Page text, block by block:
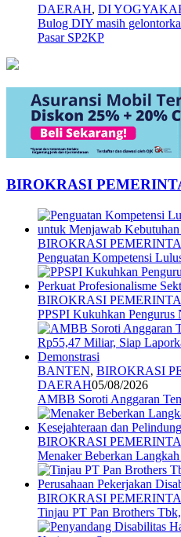
DAERAH, DI
Bulog DIY masih
Pasar SP2KP
BIROKRASI
BIROKRASI
Penguatan Kompetensi
BIROKRASI
PPSPI Kukuhkan
BANTEN, BIROKRASI
DAERAH05/08/2026
AMBB Soroti Anggaran
BIROKRASI
Menaker Beberkan
BIROKRASI
Tinjau PT Pan Brothers